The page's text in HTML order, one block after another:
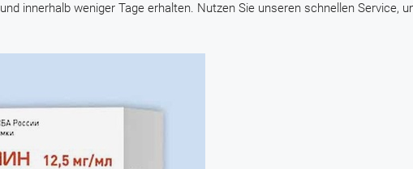
und innerhalb weniger Tage erhalten. Nutzen Sie unseren schnellen Service,